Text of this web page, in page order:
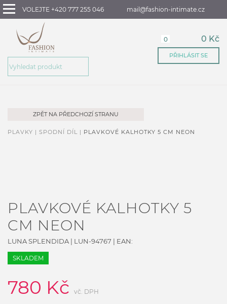
VOLEJTE +420 777 255 046 mail@fashion-intimate.cz
0 0 Kč
PŘIHLÁSIT SE
ZPĚT NA PŘEDCHOZÍ STRANU
PLAVKY | SPODNÍ DÍL | PLAVKOVÉ KALHOTKY 5 CM NEON
PLAVKOVÉ KALHOTKY 5
CM NEON
LUNA SPLENDIDA | LUN-94767 | EAN:
SKLADEM
780 Kč vč. DPH